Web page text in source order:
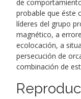
de
probable que éste
líderes del grupo
magnético, a
ecolocación, a
persecución de
combinación de